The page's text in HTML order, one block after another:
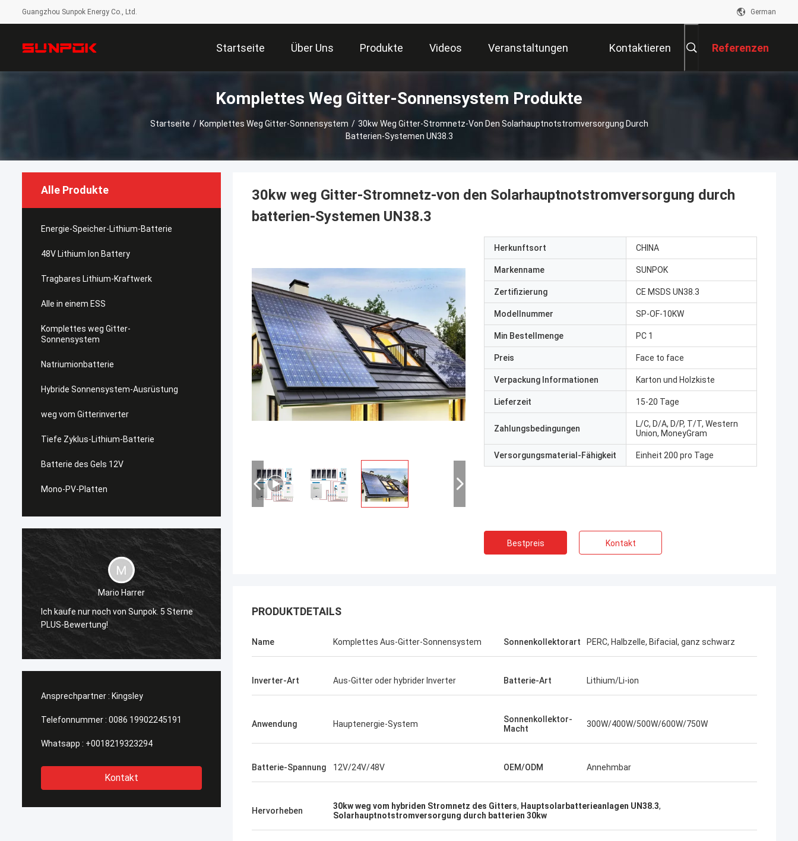
Guangzhou Sunpok Energy Co., Ltd. German
Startseite Über Uns Produkte Videos Veranstaltungen Kontaktieren Referenzen
Komplettes Weg Gitter-Sonnensystem Produkte
Startseite / Komplettes Weg Gitter-Sonnensystem / 30kw Weg Gitter-Stromnetz-Von Den Solarhauptnotstromversorgung Durch
Batterien-Systemen UN38.3
Alle Produkte
Energie-Speicher-Lithium-Batterie
48V Lithium Ion Battery
Tragbares Lithium-Kraftwerk
Alle in einem ESS
Komplettes weg Gitter-
Sonnensystem
Natriumionbatterie
Hybride Sonnensystem-Ausrüstung
weg vom Gitterinverter
Tiefe Zyklus-Lithium-Batterie
Batterie des Gels 12V
Mono-PV-Platten
Mario Harrer
Ich kaufe nur noch von Sunpok. 5 Sterne
PLUS-Bewertung!
je getroffen habe, sehr höflich und
Ansprechpartner : Kingsley
Telefonnummer : 0086 19902245191
Whatsapp : +0018219323294
Kontakt
30kw weg Gitter-Stromnetz-von den Solarhauptnotstromversorgung durch
batterien-Systemen UN38.3
Herkunftsort CHINA
Markenname SUNPOK
Zertifizierung CE MSDS UN38.3
Modellnummer SP-OF-10KW
Min Bestellmenge PC 1
Preis Face to face
Verpackung Informationen Karton und Holzkiste
Lieferzeit 15-20 Tage
Zahlungsbedingungen
L/C, D/A, D/P, T/T, Western
Union, MoneyGram
Versorgungsmaterial-Fähigkeit Einheit 200 pro Tage
Bestpreis Kontakt
PRODUKTDETAILS
Name Komplettes Aus-Gitter-Sonnensystem Sonnenkollektorart PERC, Halbzelle, Bifacial, ganz schwarz
Inverter-Art Aus-Gitter oder hybrider Inverter Batterie-Art Lithium/Li-ion
Anwendung Hauptenergie-System
Sonnenkollektor-
Macht
300W/400W/500W/600W/750W
Batterie-Spannung 12V/24V/48V OEM/ODM Annehmbar
Hervorheben 30kw weg vom hybriden Stromnetz des Gitters, Hauptsolarbatterieanlagen UN38.3,
Solarhauptnotstromversorgung durch batterien 30kw